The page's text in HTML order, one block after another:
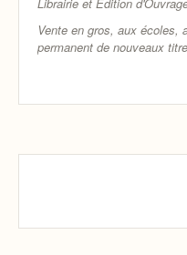
Vente en gros, aux
permanent de nouveaux